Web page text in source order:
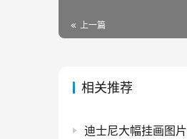
上一篇
相关推荐
迪士尼大幅挂画图片